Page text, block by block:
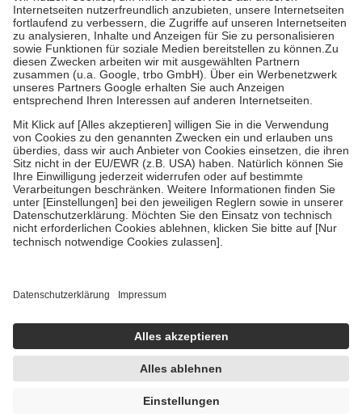
Kosten der Leistung zu entrichten.
Diese Regeln gelten grundsätzlich auch für Online-Apotheken.
Bei Heilmitteln und häuslicher Krankenpflege beträgt die
Zuzahlung zehn Prozent der Kosten sowie zehn Euro je
Verordnung.
Um das Engagement der Versicherten für ihre eigene Gesundheit zu
stärken und die besondere Stellung der Familie zu unterstützen,
fallenkeine Zuzahlungenan bei:
• Kindern und Jugendlichen bis zum vollendeten 18. Lebensjahr
mit Ausnahme der Fahrkosten
• Untersuchungen zur Vorsorge und Früherkennung, die von der
GKV getragen werden
• empfohlenen Schutzimpfungen
• Harn- und Blutteststreifen
getroffen, um sicherzustellen, dass es sich um echte Bewertungen
https://help.etrusted.com/hc/de/articles/4419944605341
Einige Bilder und Inhalte wurden unter Zuhilfenahme künstlicher